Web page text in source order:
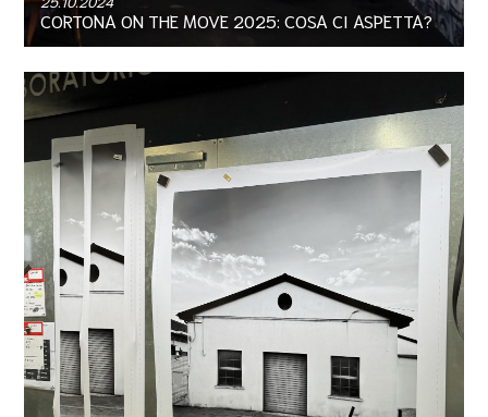
CORTONA ON THE MOVE 2025: COSA CI ASPETTA?